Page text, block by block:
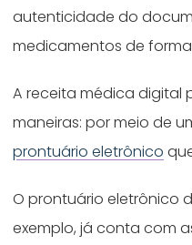
autenticidade do
medicamentos de
A receita médica digital
maneiras: por meio de
prontuário eletrônico
O prontuário eletrônico
exemplo, já conta com